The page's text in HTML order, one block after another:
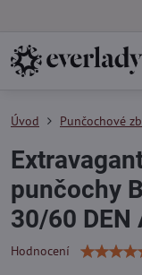
Úvod Punčochové
punčochy
30/60 DEN
Hodnocení